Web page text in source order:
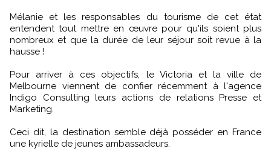
Mélanie et les responsables du tourisme de cet état
entendent tout mettre en œuvre pour qu'ils soient plus
nombreux et que la durée de leur séjour soit revue à la
hausse !
Pour arriver à ces objectifs, le Victoria et la ville de
Melbourne viennent de confier récemment à l'agence
Indigo Consulting leurs actions de relations Presse et
Marketing.
Ceci dit, la destination semble déjà posséder en France
une kyrielle de jeunes ambassadeurs.